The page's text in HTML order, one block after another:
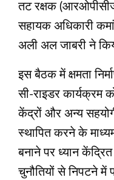
तट रक्षक
सहायक अधिकारी
अली अल जाबरी ने
इस बैठक में क्षमता
सी-राइडर कार्यक्रम
केंद्रों और अन्य
स्थापित करने के
बनाने पर ध्यान केंद्रित
चुनौतियों से निपटने में